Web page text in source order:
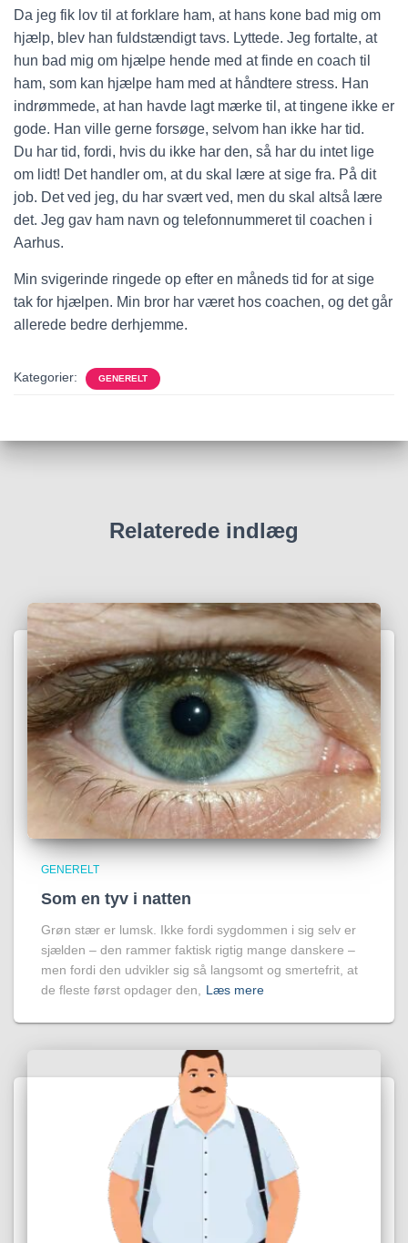
Da jeg fik lov til at forklare ham, at hans kone bad mig om
hjælp, blev han fuldstændigt tavs. Lyttede. Jeg fortalte, at
hun bad mig om hjælpe hende med at finde en coach til
ham, som kan hjælpe ham med at håndtere stress. Han
indrømmede, at han havde lagt mærke til, at tingene ikke er
gode. Han ville gerne forsøge, selvom han ikke har tid.
Du har tid, fordi, hvis du ikke har den, så har du intet lige
om lidt! Det handler om, at du skal lære at sige fra. På dit
job. Det ved jeg, du har svært ved, men du skal altså lære
det. Jeg gav ham navn og telefonnummeret til coachen i
Aarhus.
Min svigerinde ringede op efter en måneds tid for at sige
tak for hjælpen. Min bror har været hos coachen, og det går
allerede bedre derhjemme.
Kategorier: GENERELT
Relaterede indlæg
GENERELT
Som en tyv i natten
Grøn stær er lumsk. Ikke fordi sygdommen i sig selv er
sjælden – den rammer faktisk rigtig mange danskere –
men fordi den udvikler sig så langsomt og smertefrit, at
de fleste først opdager den,
Læs mere